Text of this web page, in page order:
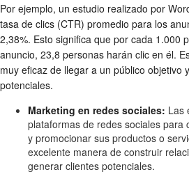
Por ejemplo, un estudio realizado por
tasa de clics (CTR) promedio para los
2,38%. Esto significa que por cada 1.000
anuncio, 23,8 personas harán clic en él.
muy eficaz de llegar a un público objetivo
potenciales.
Marketing en redes sociales: Las
plataformas de redes sociales para
y promocionar sus productos o
excelente manera de construir
generar clientes potenciales.